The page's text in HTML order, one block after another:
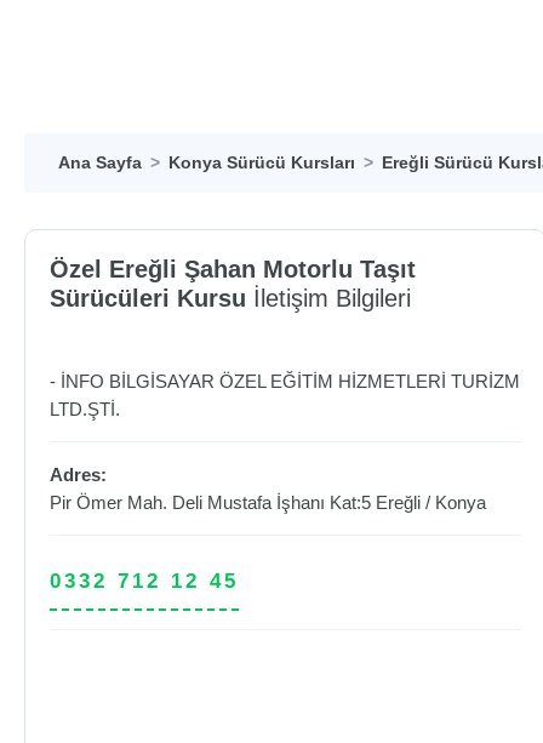
Ana Sayfa Konya Sürücü Kursları Ereğli Sürücü
Özel Ereğli Şahan Motorlu Taşıt
Sürücüleri Kursu İletişim Bilgileri
- İNFO BİLGİSAYAR ÖZEL EĞİTİM HİZMETLERİ TURİZM
LTD.ŞTİ.
Adres:
Pir Ömer Mah. Deli Mustafa İşhanı Kat:5 Ereğli / Konya
0332 712 12 45